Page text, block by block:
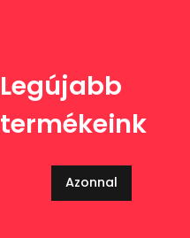
Legújabb
termékeink
Azonnal